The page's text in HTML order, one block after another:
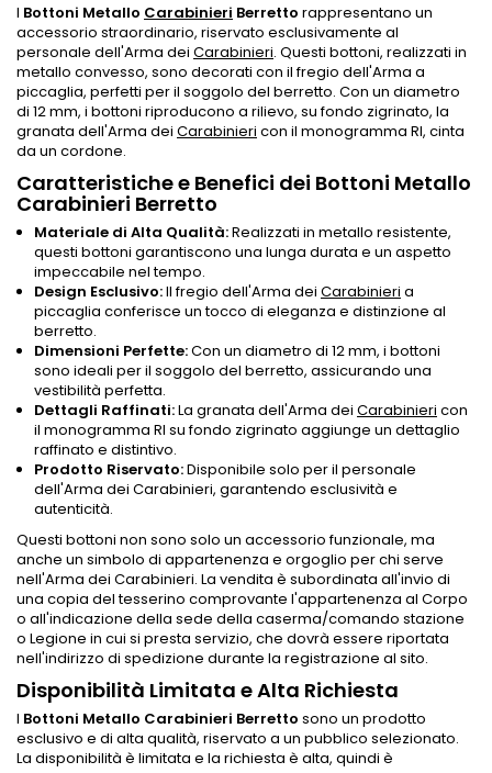
I Bottoni Metallo Carabinieri Berretto rappresentano un
accessorio straordinario, riservato esclusivamente al
personale dell'Arma dei Carabinieri. Questi bottoni, realizzati in
metallo convesso, sono decorati con il fregio dell'Arma a
piccaglia, perfetti per il soggolo del berretto. Con un diametro
di 12 mm, i bottoni riproducono a rilievo, su fondo zigrinato, la
granata dell'Arma dei Carabinieri con il monogramma RI, cinta
da un cordone.
Caratteristiche e Benefici dei Bottoni Metallo
Carabinieri Berretto
Materiale di Alta Qualità:Realizzati in metallo resistente,
questi bottoni garantiscono una lunga durata e un aspetto
impeccabile nel tempo.
Design Esclusivo:Il fregio dell'Arma dei Carabinieri a
piccaglia conferisce un tocco di eleganza e distinzione al
berretto.
Dimensioni Perfette:Con un diametro di 12 mm, i bottoni
sono ideali per il soggolo del berretto, assicurando una
vestibilità perfetta.
Dettagli Raffinati:La granata dell'Arma dei Carabinieri con
il monogramma RI su fondo zigrinato aggiunge un dettaglio
raffinato e distintivo.
Prodotto Riservato:Disponibile solo per il personale
dell'Arma dei Carabinieri, garantendo esclusività e
autenticità.
Questi bottoni non sono solo un accessorio funzionale, ma
anche un simbolo di appartenenza e orgoglio per chi serve
nell'Arma dei Carabinieri. La vendita è subordinata all'invio di
una copia del tesserino comprovante l'appartenenza al Corpo
o all'indicazione della sede della caserma/comando stazione
o Legione in cui si presta servizio, che dovrà essere riportata
nell'indirizzo di spedizione durante la registrazione al sito.
Disponibilità Limitata e Alta Richiesta
I Bottoni Metallo Carabinieri Berretto sono un prodotto
esclusivo e di alta qualità, riservato a un pubblico selezionato.
La disponibilità è limitata e la richiesta è alta, quindi è